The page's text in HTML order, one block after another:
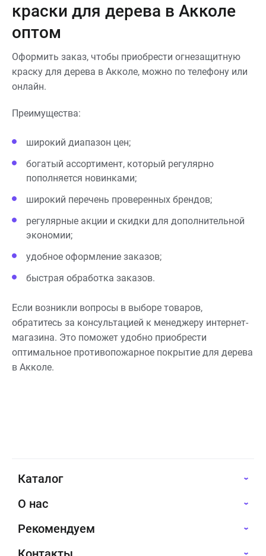
краски для дерева в Акколе
оптом
Оформить заказ, чтобы приобрести огнезащитную
краску для дерева в Акколе, можно по телефону или
онлайн.
Преимущества:
широкий диапазон цен;
богатый ассортимент, который регулярно
пополняется новинками;
широкий перечень проверенных брендов;
регулярные акции и скидки для дополнительной
экономии;
удобное оформление заказов;
быстрая обработка заказов.
Если возникли вопросы в выборе товаров,
обратитесь за консультацией к менеджеру интернет-
магазина. Это поможет удобно приобрести
оптимальное противопожарное покрытие для дерева
в Акколе.
Каталог
О нас
Рекомендуем